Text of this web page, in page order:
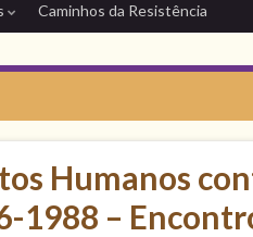
Caminhos da Resistência
Humanos
1988 –